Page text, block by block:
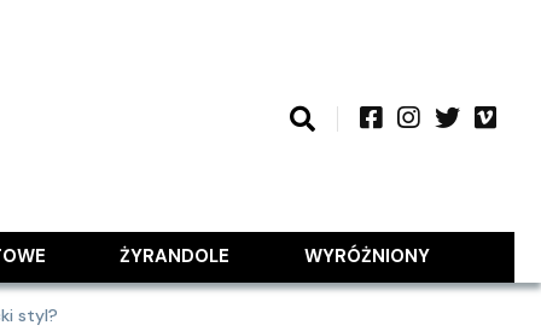
ŻYRANDOLE WYRÓŻNIONY
styl?